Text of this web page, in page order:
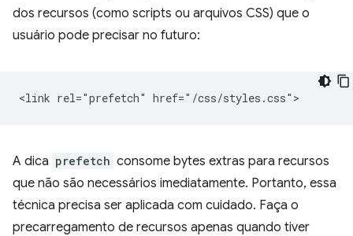
dos recursos (como scripts ou arquivos CSS) que o
usuário pode precisar no futuro:
A dica prefetch consome bytes extras para recursos
que não são necessários imediatamente. Portanto, essa
técnica precisa ser aplicada com cuidado. Faça o
precarregamento de recursos apenas quando tiver